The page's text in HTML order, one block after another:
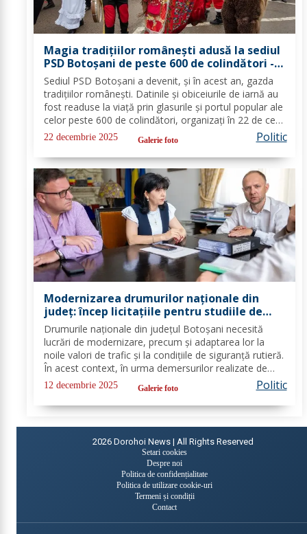
Magia tradițiilor românești adusă la sediul
PSD Botoșani de peste 600 de colindători -
FOTO
Sediul PSD Botoșani a devenit, și în acest an, gazda
tradițiilor românești. Datinile și obiceiurile de iarnă au
fost readuse la viață prin glasurile și portul popular ale
celor peste 600 de colindători, organizați în 22 de cete
din întreg județul. Îmbrăcați în costume autentice,
22 decembrie 2025 Galerie foto Politic
Modernizarea drumurilor naționale din
județ: încep licitațiile pentru studiile de
fezabilitate
Drumurile naționale din județul Botoșani necesită
lucrări de modernizare, precum și adaptarea lor la
noile valori de trafic și la condițiile de siguranță rutieră.
În acest context, în urma demersurilor realizate de
echipa PSD Botoșani, Direcția Regională de Drumuri
și Poduri Iași a scos la...
12 decembrie 2025 Galerie foto Politic
2026 Dorohoi News | All Rights Reserved
Setari cookies
Despre noi
Politica de confidențialitate
Politica de utilizare cookie-uri
Termeni și condiții
Contact